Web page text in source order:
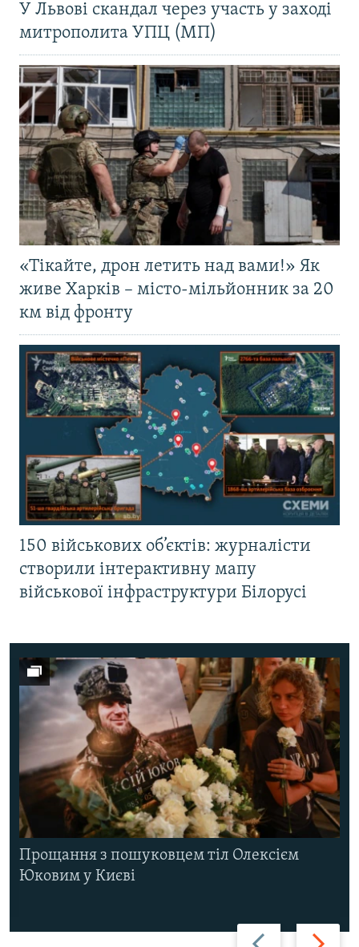
У Львові скандал через участь у заході
митрополита УПЦ (МП)
«Тікайте, дрон летить над вами!» Як
живе Харків – місто-мільйонник за 20
км від фронту
150 військових об’єктів: журналісти
створили інтерактивну мапу
військової інфраструктури Білорусі
Назад Вперед
Прощання з пошуковцем тіл Олексієм
Юковим у Києві